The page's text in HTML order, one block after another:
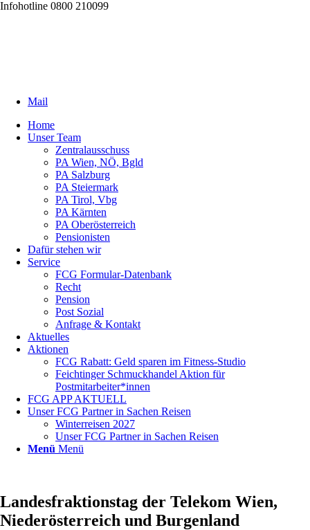
Infohotline 0800 210099
Mail
Home
Unser Team
Zentralausschuss
PA Wien, NÖ, Bgld
PA Salzburg
PA Steiermark
PA Tirol, Vbg
PA Kärnten
PA Oberösterreich
Pensionisten
Dafür stehen wir
Service
FCG Formular-Datenbank
Recht
Pension
Post Sozial
Anfrage & Kontakt
Aktuelles
Aktionen
FCG Rabatt: Geld sparen im Fitness-Studio
Feichtinger Schmuckhandel Aktion für
Postmitarbeiter*innen
FCG APP AKTUELL
Unser FCG Partner in Sachen Reisen
Winterreisen 2027
Unser FCG Partner in Sachen Reisen
Menü Menü
Landesfraktionstag der Telekom Wien,
Niederösterreich und Burgenland